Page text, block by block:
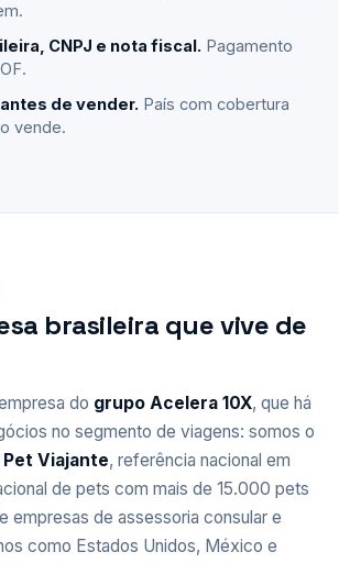
CNPJ e nota fiscal. Pagamento
de vender. País com cobertura
vende.
brasileira que vive de
do grupo Acelera 10X, que há
no segmento de viagens: somos o
Pet Viajante, referência nacional em
de pets com mais de 15.000 pets
empresas de assessoria consular e
como Estados Unidos, México e